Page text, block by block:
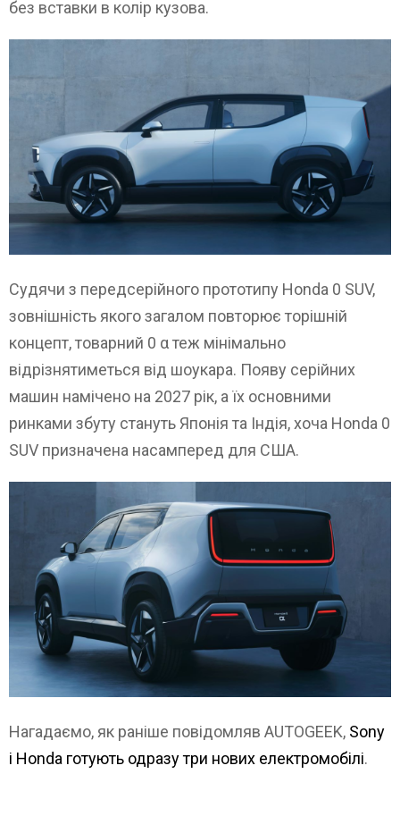
без вставки в колір кузова.
Судячи з передсерійного прототипу Honda 0 SUV,
зовнішність якого загалом повторює торішній
концепт, товарний 0 α теж мінімально
відрізнятиметься від шоукара. Появу серійних
машин намічено на 2027 рік, а їх основними
ринками збуту стануть Японія та Індія, хоча Honda 0
SUV призначена насамперед для США.
Нагадаємо, як раніше повідомляв AUTOGEEK, Sony
і Honda готують одразу три нових електромобілі.